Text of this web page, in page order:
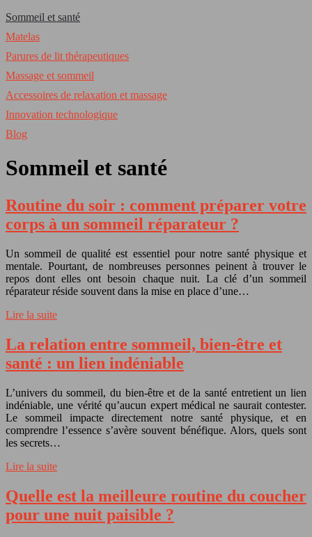
Sommeil et santé
Matelas
Parures de lit thérapeutiques
Massage et sommeil
Accessoires de relaxation et massage
Innovation technologique
Blog
Sommeil et santé
Routine du soir : comment préparer votre
corps à un sommeil réparateur ?
Un sommeil de qualité est essentiel pour notre santé physique et
mentale. Pourtant, de nombreuses personnes peinent à trouver le
repos dont elles ont besoin chaque nuit. La clé d’un sommeil
réparateur réside souvent dans la mise en place d’une…
Lire la suite
La relation entre sommeil, bien-être et
santé : un lien indéniable
L’univers du sommeil, du bien-être et de la santé entretient un lien
indéniable, une vérité qu’aucun expert médical ne saurait contester.
Le sommeil impacte directement notre santé physique, et en
comprendre l’essence s’avère souvent bénéfique. Alors, quels sont
les secrets…
Lire la suite
Quelle est la meilleure routine du coucher
pour une nuit paisible ?